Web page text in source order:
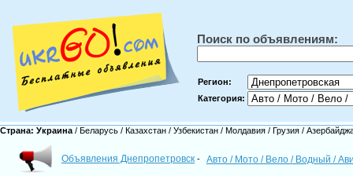
Поиск по объявлениям:
Регион:
Категория:
Страна: Украина / Беларусь / Казахстан / Узбекистан / Молдавия / Грузия /
Объявления Днепропетровск - Авто / Мото / Вело / Водный /